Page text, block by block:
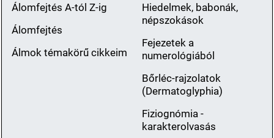
Álomfejtés A-tól Z-ig
Álomfejtés
Álmok témakörű cikkeim
Hiedelmek, babonák,
népszokások
Fejezetek a
numerológiából
Bőrléc-rajzolatok
(Dermatoglyphia)
Fiziognómia -
karakterolvasás